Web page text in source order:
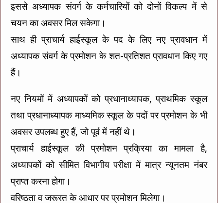
इससे अध्यापक संवर्ग के कर्मचारियों को दोनों विकल्प में से
चयन का अवसर मिल सकेगा।
साथ ही प्राचार्य हाईस्कूल के पद के लिए नए प्रावधान में
अध्यापक संवर्ग के प्रमोशन के शत-प्रतिशत प्रावधान किए गए
हैं।
नए नियमों में अध्यापकों को प्रधानाध्यापक, प्राथमिक स्कूल
तथा प्रधानाध्यापक माध्यमिक स्कूल के पदों पर प्रमोशन के भी
अवसर उपलब्ध हुए हैं, जो पूर्व में नहीं थे।
प्राचार्य हाईस्कूल की प्रमोशन प्रक्रिया का मामला है,
अध्यापकों को सीमित विभागीय परीक्षा में मात्र न्यूनतम नंबर
प्राप्त करना होगा।
वरिष्ठता व जरूरत के आधार पर प्रमोशन मिलेगा।